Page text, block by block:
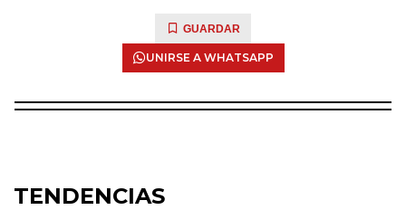
GUARDAR
UNIRSE A WHATSAPP
TENDENCIAS